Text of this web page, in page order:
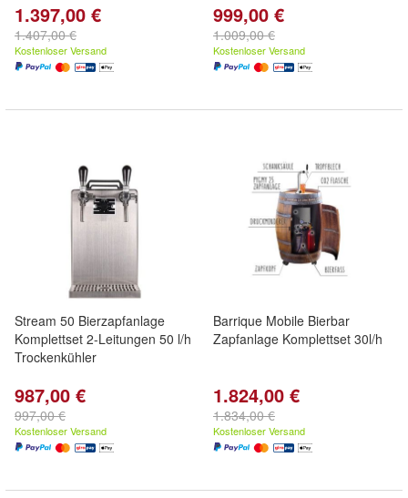
1.397,00 €
1.407,00 €
Kostenloser Versand
999,00 €
1.009,00 €
Kostenloser Versand
Stream 50 Bierzapfanlage
Komplettset 2-Leitungen 50 l/h
Trockenkühler
987,00 €
997,00 €
Kostenloser Versand
Barrique Mobile Bierbar
Zapfanlage Komplettset 30l/h
1.824,00 €
1.834,00 €
Kostenloser Versand